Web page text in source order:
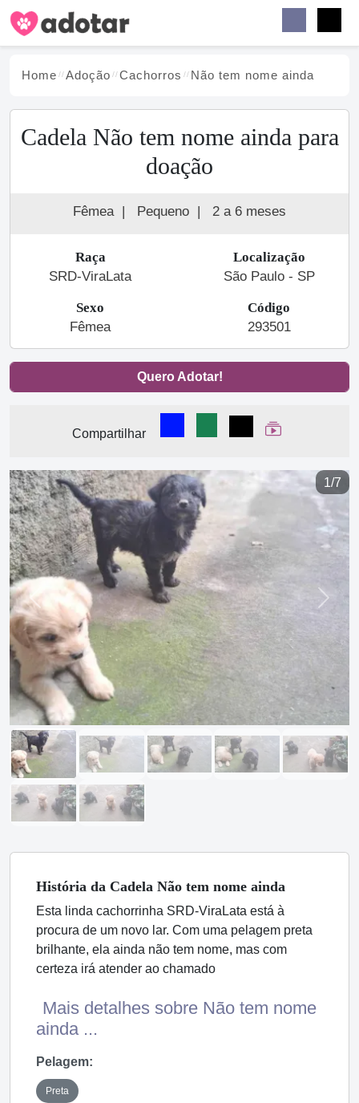
Home Adoção Cachorros Não tem nome ainda
Cadela Não tem nome ainda para
doação
Fêmea | Pequeno | 2 a 6 meses
Raça
SRD-ViraLata
Localização
São Paulo - SP
Sexo
Fêmea
Código
293501
Quero Adotar!
Compartilhar
Compartilhar no Facebook
Compartilhar no
Compartilhar
Ver Web Story
1/7
Previous Next
História da Cadela Não tem nome ainda
Esta linda cachorrinha SRD-ViraLata está à
procura de um novo lar. Com uma pelagem preta
brilhante, ela ainda não tem nome, mas com
certeza irá atender ao chamado
Mais detalhes sobre Não tem nome
ainda ...
Pelagem:
Preta